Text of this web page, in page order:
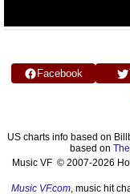
Facebook
US charts info based on
based on
Music VF © 2007-2026
Music VF.com, music hit